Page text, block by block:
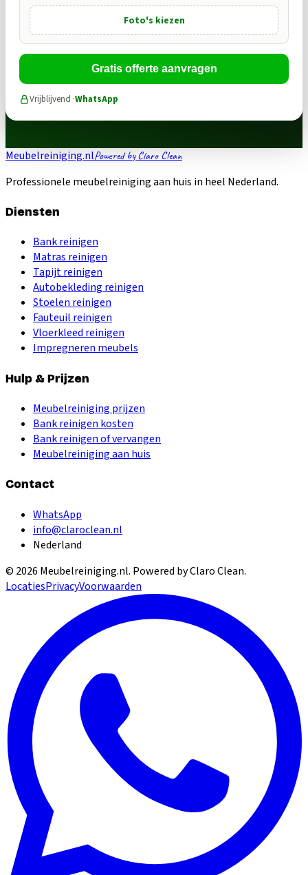
Foto's kiezen
Gratis offerte aanvragen
Vrijblijvend ·WhatsApp
Meubelreiniging.nlPowered by Claro Clean
Professionele meubelreiniging aan huis in heel Nederland.
Diensten
Bank reinigen
Matras reinigen
Tapijt reinigen
Autobekleding reinigen
Stoelen reinigen
Fauteuil reinigen
Vloerkleed reinigen
Impregneren meubels
Hulp & Prijzen
Meubelreiniging prijzen
Bank reinigen kosten
Bank reinigen of vervangen
Meubelreiniging aan huis
Contact
WhatsApp
info@claroclean.nl
Nederland
© 2026 Meubelreiniging.nl. Powered by Claro Clean.
LocatiesPrivacyVoorwaarden